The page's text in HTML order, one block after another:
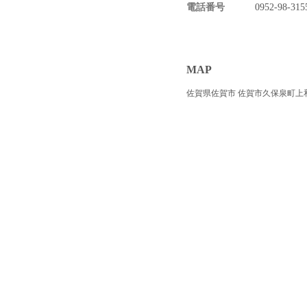
電話番号 0952-98-
MAP
佐賀県佐賀市 佐賀市久保泉町上